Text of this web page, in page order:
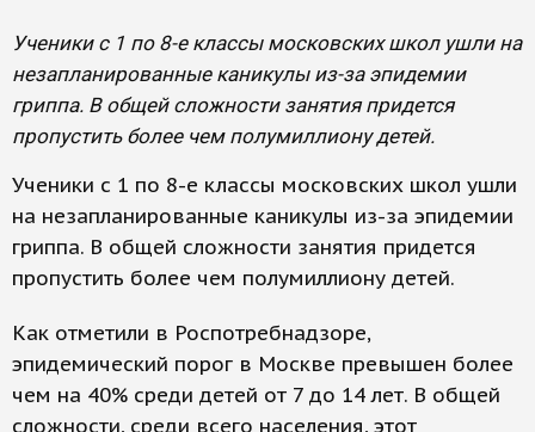
Ученики с 1 по 8-е классы московских школ ушли на
незапланированные каникулы из-за эпидемии
гриппа. В общей сложности занятия придется
пропустить более чем полумиллиону детей.
Ученики с 1 по 8-е классы московских школ ушли
на незапланированные каникулы из-за эпидемии
гриппа. В общей сложности занятия придется
пропустить более чем полумиллиону детей.
Как отметили в Роспотребнадзоре,
эпидемический порог в Москве превышен более
чем на 40% среди детей от 7 до 14 лет. В общей
сложности, среди всего населения, этот